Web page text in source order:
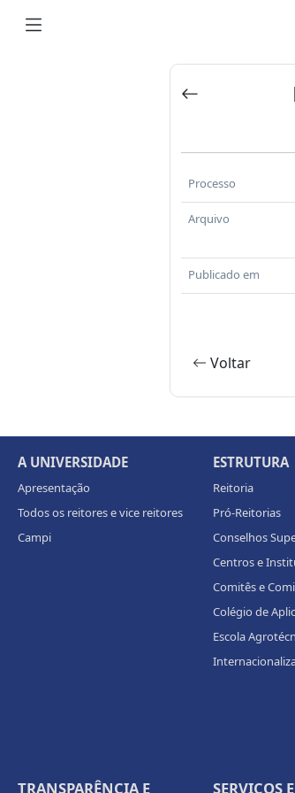
Processo
Arquivo
Publicado em
Voltar
A UNIVERSIDADE
Apresentação
Todos os reitores e vice reitores
Campi
ESTRUTURA
Reitoria
Pró-Reitorias
Conselhos
Centros e
Comitês e
Colégio de
Escola
TRANSPARÊNCIA E SERVIÇOS E